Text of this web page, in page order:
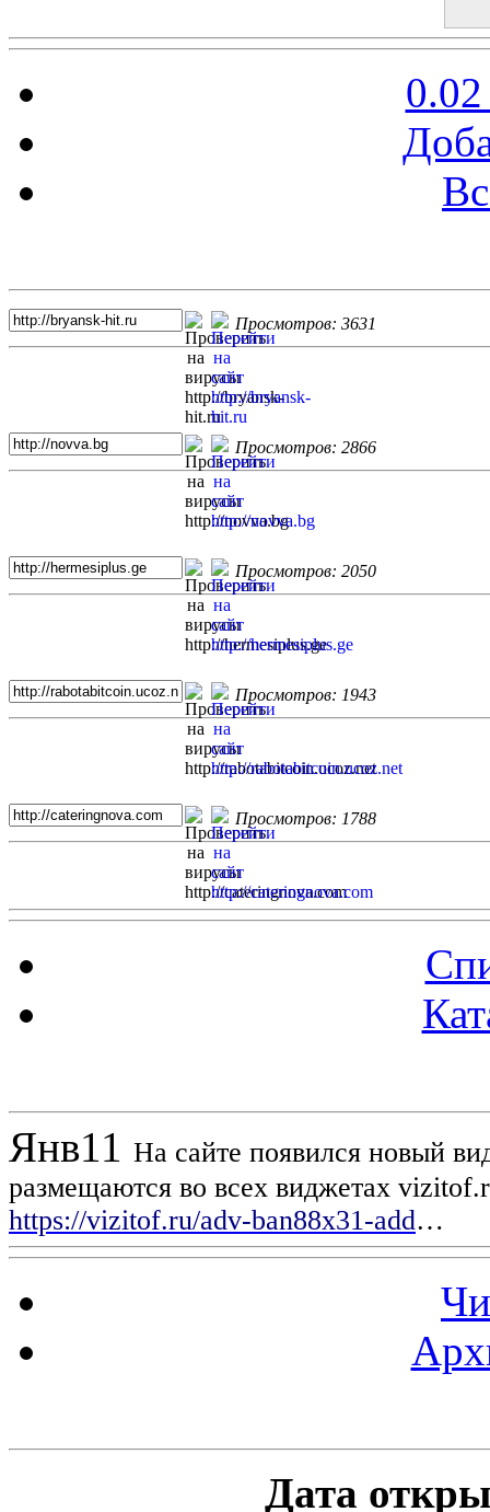
Просмотров: 3631
Просмотров: 2866
Просмотров: 2050
Просмотров: 1943
Просмотров: 1788
Янв11 На сайте появился новый
размещаются во всех виджетах
https://vizitof.ru/adv-ban88x31-add…
Дата